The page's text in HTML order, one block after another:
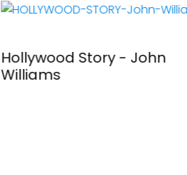
Hollywood Story - John
Williams